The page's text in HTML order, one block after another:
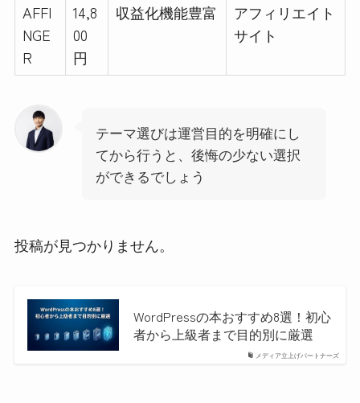
AFFI
NGE
R
14,8
00
円
収益化機能豊富
アフィリエイト
サイト
テーマ選びは運営目的を明確にし
てから行うと、後悔の少ない選択
ができるでしょう
投稿が見つかりません。
メディア立上げパートナーズ
WordPressの本おすすめ8選！初心
者から上級者まで目的別に厳選